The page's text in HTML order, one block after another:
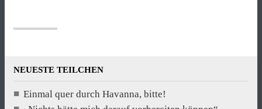
NEUESTE TEILCHEN
Einmal quer durch Havanna, bitte!